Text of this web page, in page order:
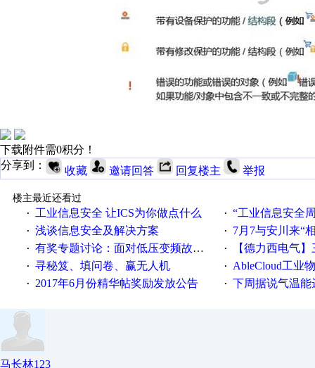
下载附件需0积分！
分享到：
收藏 邀请回答 回复楼主 举报
楼主最近还看过
·
工业信息安全 让ICS为你做点什么 · “工业信息安全周之我见”
· 浅谈信息安全及解决方案 · 7月7与安川来“
· 有奖专题讨论：面对低压变频故障，老手是这样解决的！ · 【德力西电气】三
· 寻秘笈、填问卷、赢无人机 · AbleCloud工业物联
· 2017年6月份精华帖奖励发放公告 · 下周据说气温能
马长林123